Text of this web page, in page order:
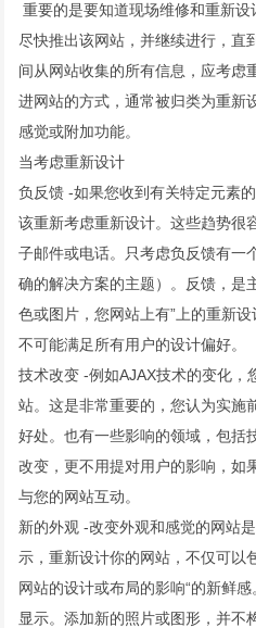
重要的是要知道现场维修和重新
尽快推出该网站，并继续进行，直
间从网站收集的所有信息，应考虑
进网站的方式，通常被归类为重新
感觉或附加功能。
当考虑重新设计
负反馈 -如果您收到有关特定元素
该重新考虑重新设计。这些趋势很
子邮件或电话。只考虑负反馈有一
确的解决方案的主题）。反馈，是
色或图片，您网站上有”上的重新
不可能满足所有用户的设计偏好。
技术改变 -例如AJAX技术的变化，
站。这是非常重要的，您认为实施
好处。也有一些影响的领域，包括
改变，更不用提对用户的影响，如
与您的网站互动。
新的外观 -改变外观和感觉的网站
示，重新设计你的网站，不仅可以
网站的设计或布局的影响“的新鲜
显示。添加新的照片或图形，并不